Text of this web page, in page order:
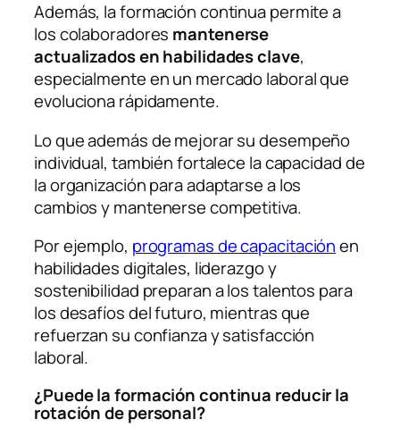
Además, la formación continua permite a
los colaboradores mantenerse
actualizados en habilidades clave,
especialmente en un mercado laboral que
evoluciona rápidamente.
Lo que además de mejorar su desempeño
individual, también fortalece la capacidad de
la organización para adaptarse a los
cambios y mantenerse competitiva.
Por ejemplo, programas de capacitaciónen
habilidades digitales, liderazgo y
sostenibilidad preparan a los talentos para
los desafíos del futuro, mientras que
refuerzan su confianza y satisfacción
laboral.
¿Puede la formación continua reducir la
rotación de personal?